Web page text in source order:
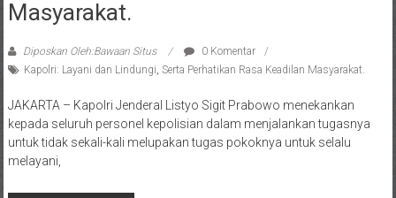
Masyarakat.
Diposkan Oleh:Bawaan Situs
0 Komentar
Kapolri: Layani dan Lindungi, Serta Perhatikan Rasa Keadilan Masyarakat.
JAKARTA – Kapolri Jenderal Listyo Sigit Prabowo menekankan
kepada seluruh personel kepolisian dalam menjalankan tugasnya
untuk tidak sekali-kali melupakan tugas pokoknya untuk selalu
melayani,